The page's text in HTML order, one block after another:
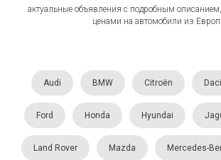
актуальные объявления с подробным
ценами на автомобили из
Audi BMW Citroën
Ford Honda Hyundai
Land Rover Mazda Mercedes-